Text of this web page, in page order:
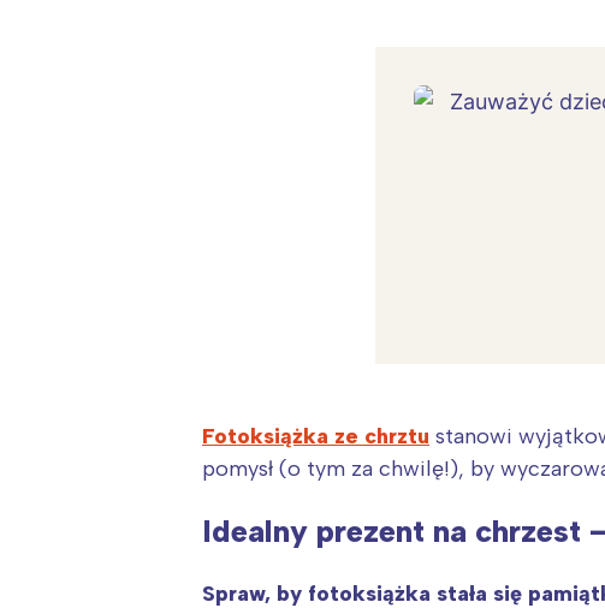
Fotoksiążka ze chrztu stanowi
pomysł (o tym za chwilę!), by
Idealny prezent na chrzest
Spraw, by fotoksiążka stała się